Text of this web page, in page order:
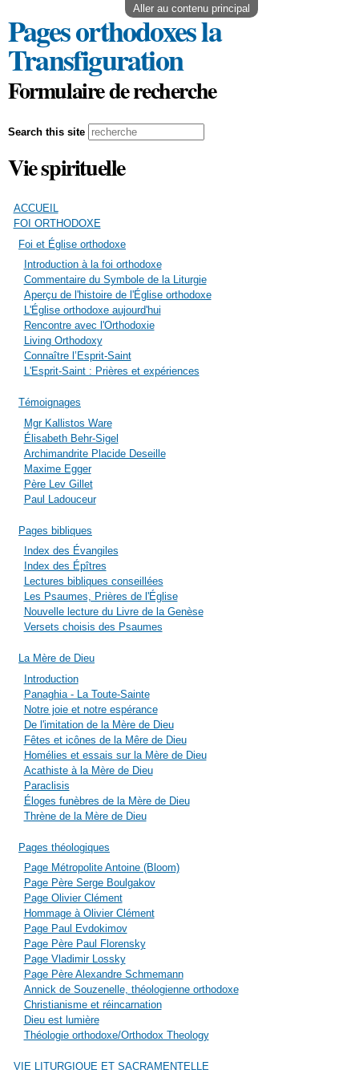
Aller au contenu principal
Pages orthodoxes la
Transfiguration
Formulaire de recherche
Search this site
Vie spirituelle
ACCUEIL
FOI ORTHODOXE
Foi et Église orthodoxe
Introduction à la foi orthodoxe
Commentaire du Symbole de la Liturgie
Aperçu de l'histoire de l'Église orthodoxe
L'Église orthodoxe aujourd'hui
Rencontre avec l'Orthodoxie
Living Orthodoxy
Connaître l’Esprit-Saint
L'Esprit-Saint : Prières et expériences
Témoignages
Mgr Kallistos Ware
Élisabeth Behr-Sigel
Archimandrite Placide Deseille
Maxime Egger
Père Lev Gillet
Paul Ladouceur
Pages bibliques
Index des Évangiles
Index des Épîtres
Lectures bibliques conseillées
Les Psaumes, Prières de l'Église
Nouvelle lecture du Livre de la Genèse
Versets choisis des Psaumes
La Mère de Dieu
Introduction
Panaghia - La Toute-Sainte
Notre joie et notre espérance
De l'imitation de la Mère de Dieu
Fêtes et icônes de la Mêre de Dieu
Homélies et essais sur la Mère de Dieu
Acathiste à la Mère de Dieu
Paraclisis
Éloges funèbres de la Mère de Dieu
Thrène de la Mère de Dieu
Pages théologiques
Page Métropolite Antoine (Bloom)
Page Père Serge Boulgakov
Page Olivier Clément
Hommage à Olivier Clément
Page Paul Evdokimov
Page Père Paul Florensky
Page Vladimir Lossky
Page Père Alexandre Schmemann
Annick de Souzenelle, théologienne orthodoxe
Christianisme et réincarnation
Dieu est lumière
Théologie orthodoxe/Orthodox Theology
VIE LITURGIQUE ET SACRAMENTELLE